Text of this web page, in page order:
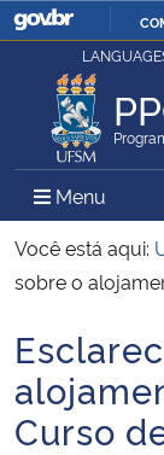
Ministério da Justiça e
Ministério da Defesa
Ministério das
Ministério da
Ministério da
Menu
Você está aqui:
sobre o
Início do
Curso